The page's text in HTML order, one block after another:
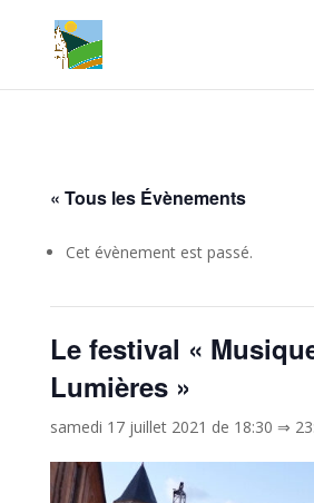
« Tous les Évènements
Cet évènement est passé.
Le festival «
Lumières »
samedi 17 juillet 2021 de 18:30 ⇒